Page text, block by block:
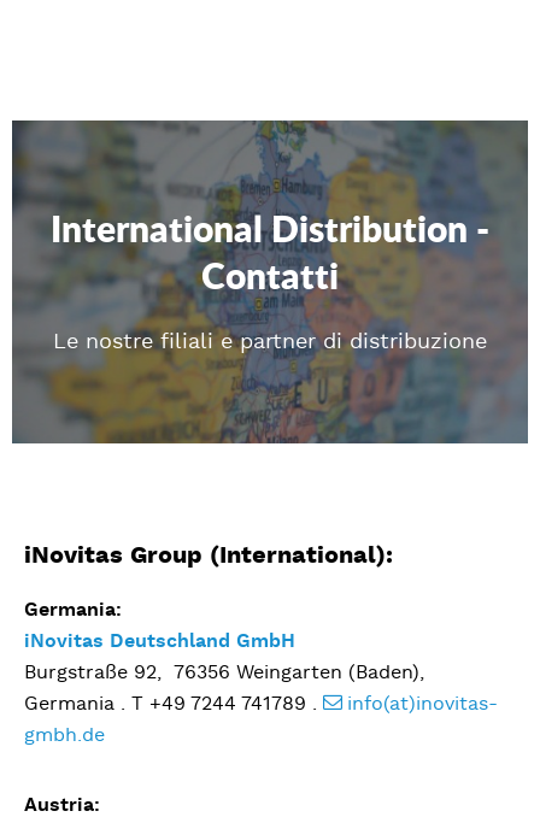
International Distribution -
Contatti
Le nostre filiali e partner di distribuzione
iNovitas Group (International):
Germania:
iNovitas Deutschland GmbH
Burgstraße 92, 76356 Weingarten (Baden),
Germania . T +49 7244 741789 .
info(at)inovitas-
gmbh.de
Austria: